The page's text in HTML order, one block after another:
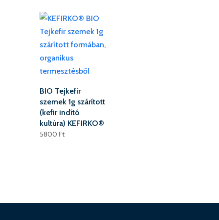
BIO Tejkefir
szemek 1g szárított
(kefir indító
kultúra) KEFIRKO®
5800 Ft